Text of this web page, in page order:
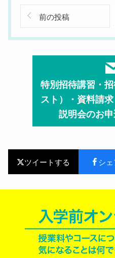
前の投稿
特別招待講習・
スト）・資料請
説明会のお
ツイートする シ